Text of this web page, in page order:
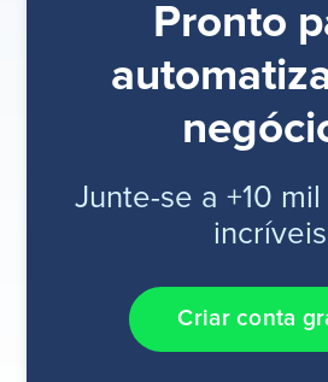
Pronto
Junte-se a +10
incríveis
Criar conta